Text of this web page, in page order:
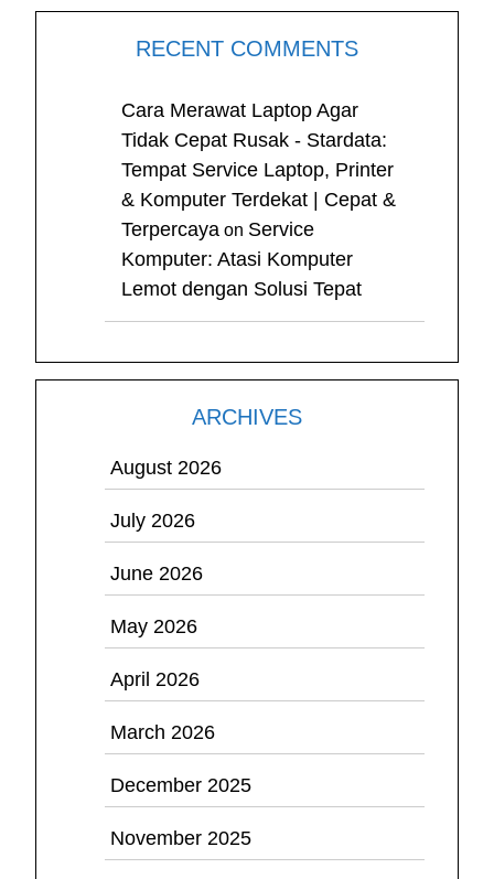
RECENT COMMENTS
Cara Merawat Laptop Agar
Tidak Cepat Rusak - Stardata:
Tempat Service Laptop, Printer
& Komputer Terdekat | Cepat &
Terpercaya on Service
Komputer: Atasi Komputer
Lemot dengan Solusi Tepat
ARCHIVES
August 2026
July 2026
June 2026
May 2026
April 2026
March 2026
December 2025
November 2025